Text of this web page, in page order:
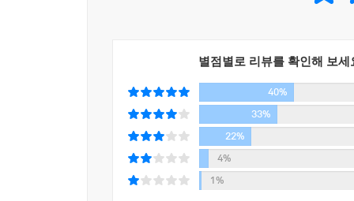
많은 기회가 저절로 찾아들게 하는 ‘끌어당김
‘행복’으로 삶을 이끄는 법칙들을 실천해보자.
지배당하지 않고 돈의 에너지가 플러스로 향하는
별점별로 리뷰를 확인해 보세
40%
33%
22%
4%
1%